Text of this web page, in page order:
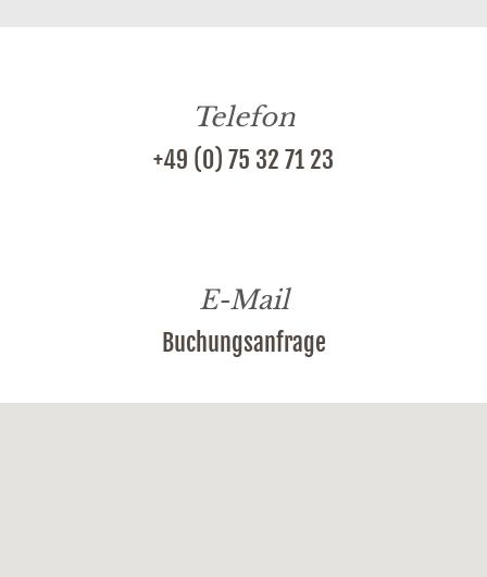
Telefon
+49 (0) 75 32 71 23
E-Mail
Buchungsanfrage